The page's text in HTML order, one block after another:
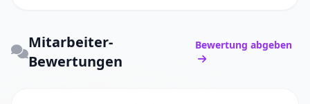
Mitarbeiter-
Bewertungen
Bewertung abgeben